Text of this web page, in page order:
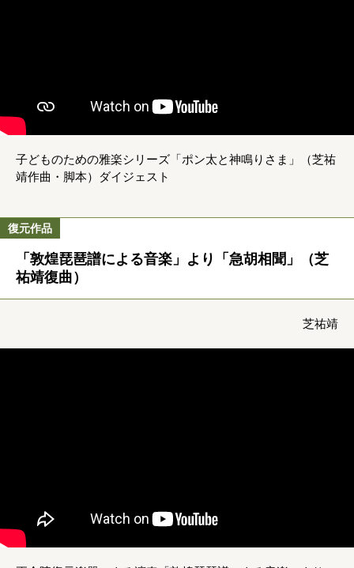
子どものための雅楽シリーズ「ポン太と神鳴りさま」（芝祐
靖作曲・脚本）ダイジェスト
復元作品
「敦煌琵琶譜による音楽」より「急胡相聞」（芝
祐靖復曲）
芝祐靖